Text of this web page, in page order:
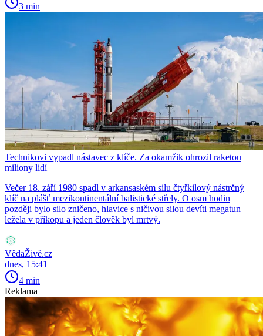
3 min
Technikovi vypadl nástavec z klíče. Za okamžik ohrozil raketou
miliony lidí
Večer 18. září 1980 spadl v arkansaském silu čtyřkilový nástrčný
klíč na plášť mezikontinentální balistické střely. O osm hodin
později bylo silo zničeno, hlavice s ničivou silou devíti megatun
ležela v příkopu a jeden člověk byl mrtvý.
VědaŽivě.cz
dnes, 15:41
4 min
Reklama